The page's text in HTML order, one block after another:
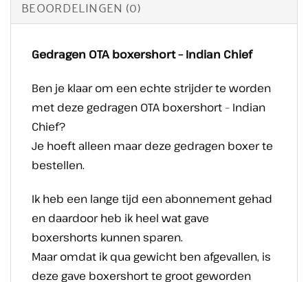
BEOORDELINGEN (0)
Gedragen OTA boxershort – Indian Chief
Ben je klaar om een echte strijder te worden
met deze gedragen OTA boxershort – Indian
Chief?
Je hoeft alleen maar deze gedragen boxer te
bestellen.
Ik heb een lange tijd een abonnement gehad
en daardoor heb ik heel wat gave
boxershorts kunnen sparen.
Maar omdat ik qua gewicht ben afgevallen, is
deze gave boxershort te groot geworden